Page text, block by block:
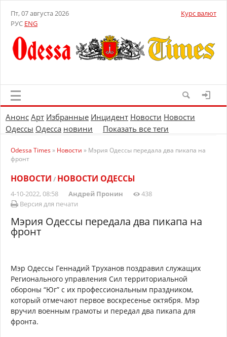
Пт, 07 августа 2026
РУС ENG
Курс валют
Анонс Арт Избранные Инцидент Новости Новости
Одессы Одесса новини Показать все теги
Odessa Times» Новости » Мэрия Одессы передала два пикапа на
фронт
НОВОСТИ / НОВОСТИ ОДЕССЫ
4-10-2022, 08:58 Андрей Пронин
438
Версия для печати
Мэрия Одессы передала два пикапа на
фронт
Мэр Одессы Геннадий Труханов поздравил служащих
Регионального управления Сил территориальной
обороны “Юг” с их профессиональным праздником,
который отмечают первое воскресенье октября. Мэр
вручил военным грамоты и передал два пикапа для
фронта.